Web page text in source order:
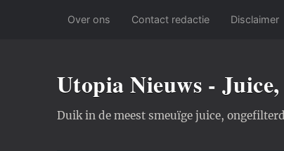
Over ons Contact redactie Disclaimer
Utopia Nieuws -
Duik in de meest smeuïge juice,